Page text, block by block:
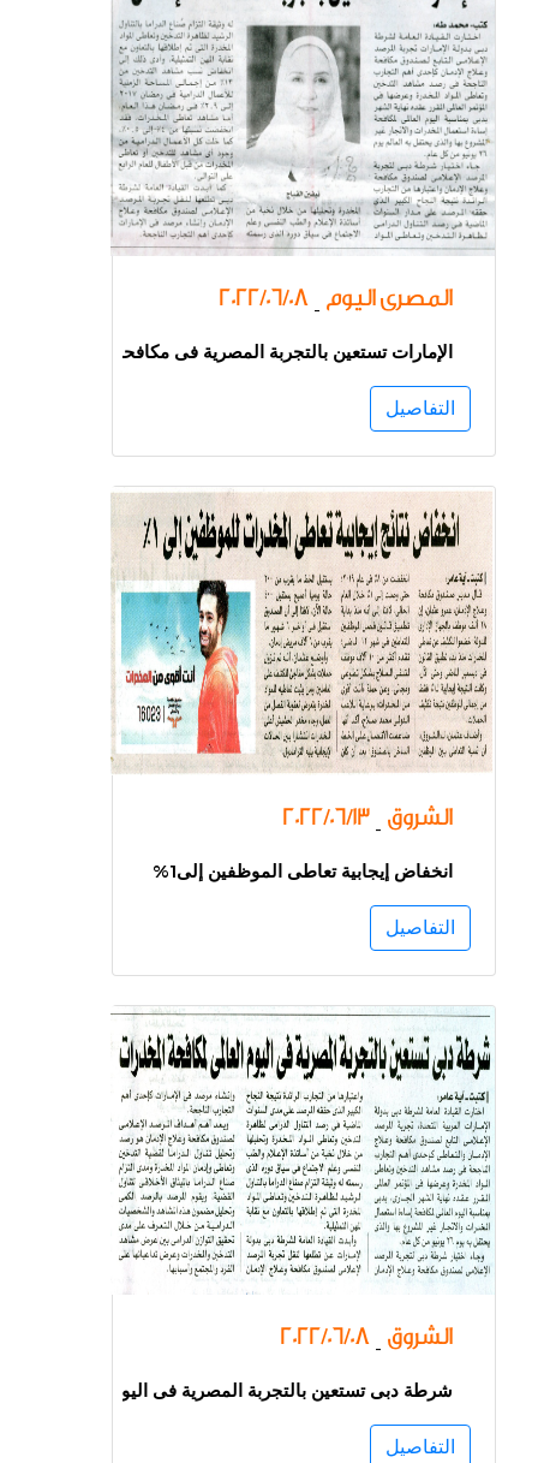
المصرى اليوم -
2022/06/08
الإمارات تستعين بالتجربة المصرية فى مكافحة الإدمان
التفاصيل
الشروق -
2022/06/13
انخفاض إيجابية تعاطى الموظفين إلى1%
التفاصيل
الشروق -
2022/06/08
شرطة دبى تستعين بالتجربة المصرية فى اليوم العالمى
التفاصيل